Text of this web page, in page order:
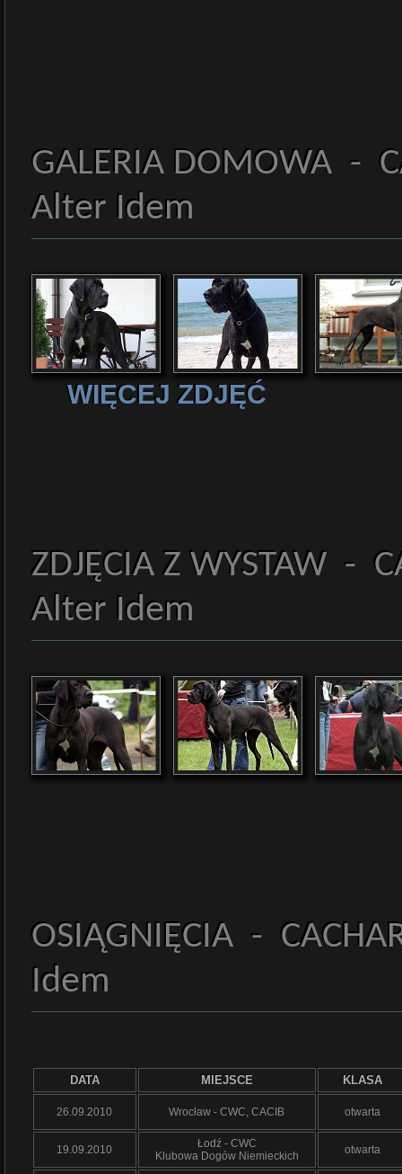
GALERIA DOMOWA -
Alter Idem
WIĘCEJ ZDJĘĆ
ZDJĘCIA Z WYSTAW -
Alter Idem
OSIĄGNIĘCIA -
Idem
DATA MIEJSCE KLASA
26.09.2010 Wrocław - CWC, CACIB otwarta
19.09.2010
Łodź - CWC
Klubowa Dogów Niemieckich
otwarta